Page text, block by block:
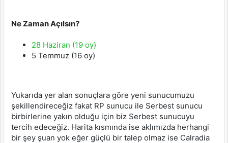
Ne Zaman Açılsın?
28 Haziran (19 oy)
5 Temmuz (16 oy)
Yukarıda yer alan sonuçlara göre yeni sunucumuzu
şekillendireceğiz fakat RP sunucu ile Serbest sunucu
birbirlerine yakın olduğu için biz Serbest sunucuyu
tercih edeceğiz. Harita kısmında ise aklımızda herhangi
bir şey şuan yok eğer güçlü bir talep olmaz ise Calradia